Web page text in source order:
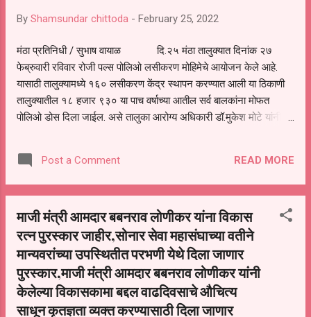
विद्यार्थ्यांना नुसते पुस्तकी ज्ञान दिले नाही तर जीवनात
असणारी शिस्त तर वाखाणण्याजोगी आहे. गुरूजणांनी दिलेली
संस्काराची शिदोरी पुढील आयुष्यात कामी येत असते. असे ते
शेवटी म्...
By Shamsundar chittoda - February 25, 2022
मंठा प्रतिनिधी / सुभाष वायाळ दि.२५ मंठा तालुक्यात दिनांक २७
फेब्रुवारी रविवार रोजी पल्स पोलिओ लसीकरण मोहिमेचे आयोजन केले आहे.
यासाठी तालुक्यामध्ये १६० लसीकरण केंद्र स्थापन करण्यात आली या ठिकाणी
तालुक्यातील १८ हजार ९३० या पाच वर्षाच्या आतील सर्व बालकांना मोफत
पोलिओ डोस दिला जाईल. असे तालुका आरोग्य अधिकारी डॉ.मुकेश मोटे यांनी
लसीकरण बुथ उभारण्यात आले आहेत. सर्व लाभार्थी ना लस मिळावी यासाठी
एसटी स्टँड,बांधकामाची ठिकाणी, रस्त्यांची कामे,ऊसतोड
कामगार,वीटभट्ट्या,वाड्या इत्यादी ठिकाणाच्या लसीकरणासाठी ०७ मोबाईल
ऑफिसर अर्जुन हमिर्गे यांनी सांगितले. या लसीकरणासाठी आरोग्य विभागाकडून
०६ वैद्यकीय अधिकारी,३३ सुपरवायझर ४३६ आरोग्य
कर्मचारी,एन.एम.एम,एम.पी.डब्ल्यू, अंगणवाडी,गटप्रवर्तक,अशा इत्यादी स्वयसेवक
परिश्रम घेणार आहेत.
Post a Comment READ MORE
माजी मंत्री आमदार बबनराव लोणीकर यांना विकास
रत्न पुरस्कार जाहीर,सोनार सेवा महासंघाच्या वतीने
मान्यवरांच्या उपस्थितीत परभणी येथे दिला जाणार
पुरस्कार,माजी मंत्री आमदार बबनराव लोणीकर यांनी
केलेल्या विकासकामा बद्दल वाढदिवसाचे औचित्य
साधून कृतज्ञता व्यक्त करण्यासाठी दिला जाणार